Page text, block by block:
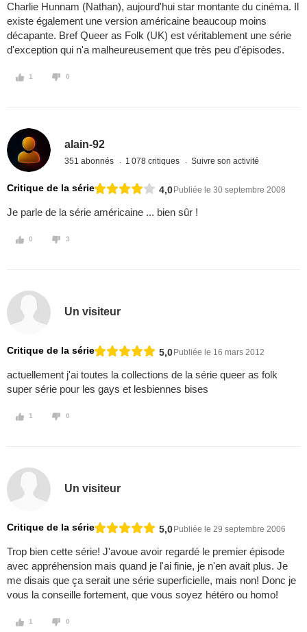
Charlie Hunnam (Nathan), aujourd'hui star montante du cinéma. Il
existe également une version américaine beaucoup moins
décapante. Bref Queer as Folk (UK) est véritablement une série
d'exception qui n'a malheureusement que très peu d'épisodes.
1 0
alain-92
351 abonnés 1 078 critiques Suivre son activité
Critique de la série 4,0Publiée le 30 septembre 2008
Je parle de la série américaine ... bien sûr !
0 3
Un visiteur
Critique de la série 5,0Publiée le 16 mars 2012
actuellement j'ai toutes la collections de la série queer as folk
super série pour les gays et lesbiennes bises
1 0
Un visiteur
Critique de la série 5,0Publiée le 29 septembre 2006
Trop bien cette série! J'avoue avoir regardé le premier épisode
avec appréhension mais quand je l'ai finie, je n'en avait plus. Je
me disais que ça serait une série superficielle, mais non! Donc je
vous la conseille fortement, que vous soyez hétéro ou homo!
1 0